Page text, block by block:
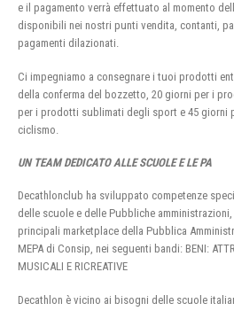
e il pagamento verrà effettuato al momento
disponibili nei nostri punti vendita, contanti,
pagamenti dilazionati.
Ci impegniamo a consegnare i tuoi prodotti
della conferma del bozzetto, 20 giorni per i
per i prodotti sublimati degli sport e 45 giorni
ciclismo.
UN TEAM DEDICATO ALLE SCUOLE E LE PA
Decathlonclub ha sviluppato competenze
delle scuole e delle Pubbliche
principali marketplace della Pubblica
MEPA di Consip, nei seguenti bandi: BENI:
MUSICALI E RICREATIVE
Decathlon è vicino ai bisogni delle scuole